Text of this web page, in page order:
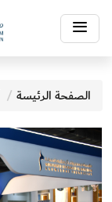
Toggle
navigation
الصفحة الرئيسة